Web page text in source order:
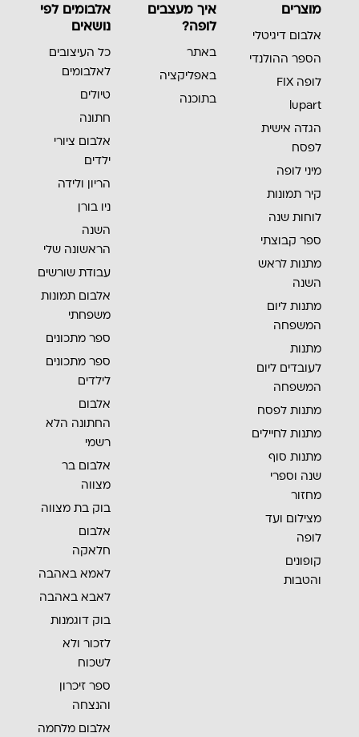
מוצרים
אלבום דיגיטלי
הספר ההולנדי
לופה FIX
lupart
הגדה אישית
לפסח
מיני לופה
קיר תמונות
לוחות שנה
ספר קבוצתי
מתנות לראש
השנה
מתנות ליום
המשפחה
מתנות
לעובדים ליום
המשפחה
מתנות לפסח
מתנות לחיילים
מתנות סוף
שנה וספרי
מחזור
מצילום ועד
לופה
קופונים
והטבות
איך מעצבים
לופה?
באתר
באפליקציה
בתוכנה
אלבומים לפי
נושאים
כל העיצובים
לאלבומים
טיולים
חתונה
אלבום ציורי
ילדים
הריון ולידה
ניו בורן
השנה
הראשונה שלי
עבודת שורשים
אלבום תמונות
משפחתי
ספר מתכונים
ספר מתכונים
לילדים
אלבום
החתונה הלא
רשמי
אלבום בר
מצווה
בוק בת מצווה
אלבום
חלאקה
לאמא באהבה
לאבא באהבה
בוק דוגמנות
לזכור ולא
לשכוח
ספר זיכרון
והנצחה
אלבום מלחמה